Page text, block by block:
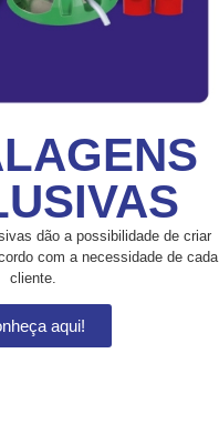
dão a possibilidade de criar
com a necessidade de cada
cliente.
aqui!